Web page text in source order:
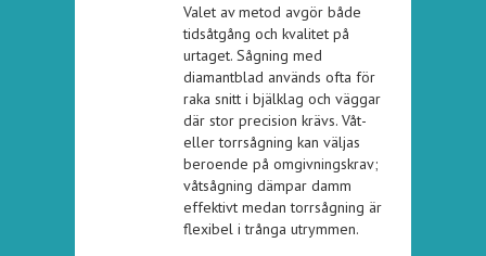
Valet av metod avgör både
tidsåtgång och kvalitet på
urtaget. Sågning med
diamantblad används ofta för
raka snitt i bjälklag och väggar
där stor precision krävs. Våt-
eller torrsågning kan väljas
beroende på omgivningskrav;
våtsågning dämpar damm
effektivt medan torrsågning är
flexibel i trånga utrymmen.